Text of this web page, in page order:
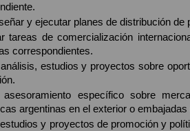
y ejecutar planes de distribución
tareas de comercialización
correspondientes.
estudios y proyectos sobre
asesoramiento específico sobre
argentinas en el exterior o
y proyectos de promoción y